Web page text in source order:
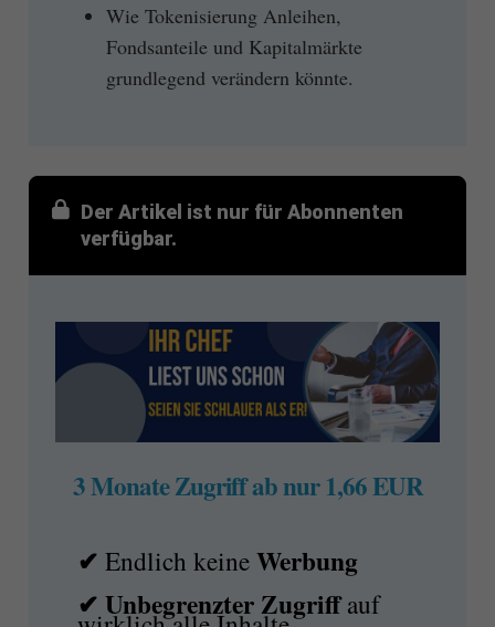
Wie Tokenisierung Anleihen,
Fondsanteile und Kapitalmärkte
grundlegend verändern könnte.
Der Artikel ist nur für Abonnenten
verfügbar.
3 Monate Zugriff ab nur 1,66 EUR
✔Endlich keineWerbung
✔ Unbegrenzter Zugriffauf